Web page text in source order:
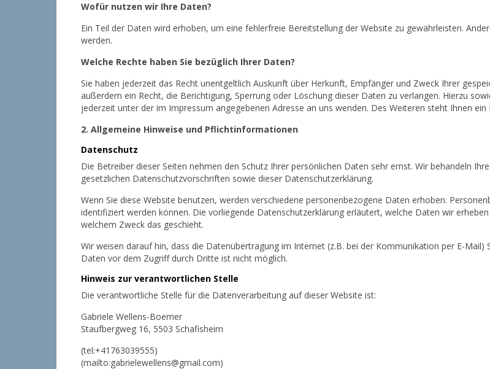
Wofür nutzen wir Ihre Daten?
Ein Teil der Daten wird erhoben, um eine fehlerfreie Bereitstellung der Website zu gewährleisten.
werden.
Welche Rechte haben Sie bezüglich Ihrer Daten?
Sie haben jederzeit das Recht unentgeltlich Auskunft über Herkunft, Empfänger und Zweck Ihrer
außerdem ein Recht, die Berichtigung, Sperrung oder Löschung dieser Daten zu verlangen. Hierzu
jederzeit unter der im Impressum angegebenen Adresse an uns wenden. Des Weiteren steht Ihnen
2. Allgemeine Hinweise und Pflichtinformationen
Datenschutz
Die Betreiber dieser Seiten nehmen den Schutz Ihrer persönlichen Daten sehr ernst. Wir behandeln
gesetzlichen Datenschutzvorschriften sowie dieser Datenschutzerklärung.
Wenn Sie diese Website benutzen, werden verschiedene personenbezogene Daten erhoben.
identifiziert werden können. Die vorliegende Datenschutzerklärung erläutert, welche Daten wir
welchem Zweck das geschieht.
Wir weisen darauf hin, dass die Datenübertragung im Internet (z.B. bei der Kommunikation per E-Mail)
Daten vor dem Zugriff durch Dritte ist nicht möglich.
Hinweis zur verantwortlichen Stelle
Die verantwortliche Stelle für die Datenverarbeitung auf dieser Website ist:
Gabriele Wellens-Boemer
Staufbergweg 16, 5503 Schafisheim
(tel:+41763039555)
(mailto:gabrielewellens@gmail.com)